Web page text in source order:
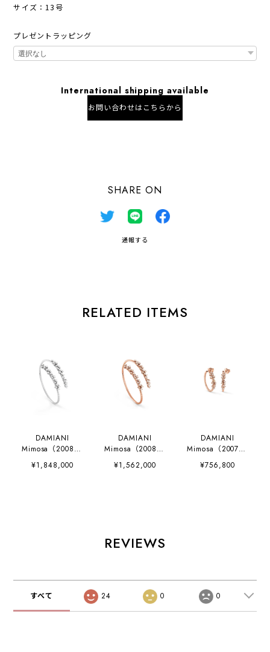
サイズ：13号
プレゼントラッピング
International shipping available
お問い合わせはこちらから
SHARE ON
通報する
RELATED ITEMS
DAMIANI
Mimosa（200808
20）
¥1,848,000
DAMIANI
Mimosa（200808
22）
¥1,562,000
DAMIANI
Mimosa（200784
95）
¥756,800
REVIEWS
すべて 24 0 0